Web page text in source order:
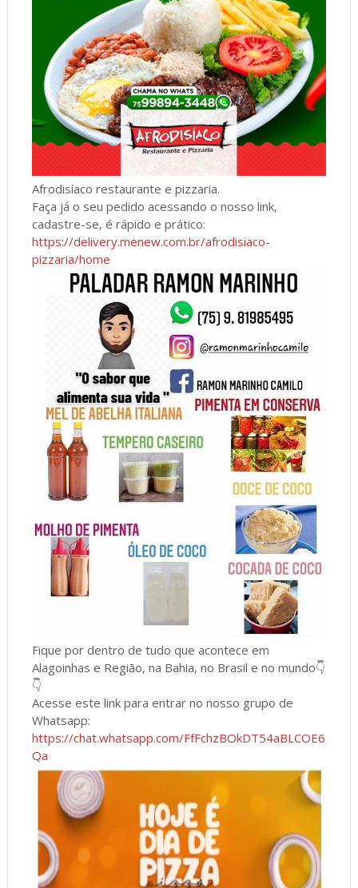
Afrodisíaco restaurante e pizzaria.
Faça já o seu pedido acessando o nosso link,
cadastre-se, é rápido e prático:
https://delivery.menew.com.br/afrodisiaco-
pizzaria/home
Fique por dentro de tudo que acontece em
Alagoinhas e Região, na Bahia, no Brasil e no mundo👇
👇
Acesse este link para entrar no nosso grupo de
Whatsapp:
https://chat.whatsapp.com/FfFchzBOkDT54aBLCOE6
Qa